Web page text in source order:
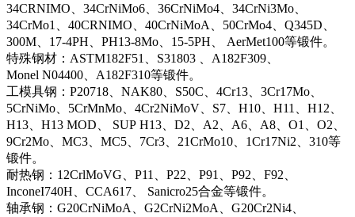
34CRNIMO、34CrNiMo6、36CrNiMo4、34CrNi3Mo、
34CrMo1、40CRNIMO、40CrNiMoA、50CrMo4、Q345D、
300M、17-4PH、PH13-8Mo、15-5PH、 AerMet100等锻件。
特殊钢材：ASTM182F51、S31803 、A182F309、
Monel N04400、A182F310等锻件。
工模具钢：P20718、NAK80、S50C、4Cr13、3Cr17Mo、
5CrNiMo、5CrMnMo、4Cr2NiMoV、S7、H10、H11、H12、
H13、H13 MOD、 SUP H13、D2、A2、A6、A8、O1、O2、
9Cr2Mo、MC3、MC5、7Cr3、21CrMo10、1Cr17Ni2、310等
锻件。
耐热钢：12CrlMoVG、P11、P22、P91、P92、F92、
InconeI740H、CCA617、 Sanicro25合金等锻件。
轴承钢：G20CrNiMoA、G2CrNi2MoA、G20Cr2Ni4、